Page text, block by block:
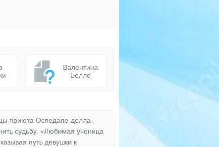
Валентина
Белле
приюта Оспедале-делла-
судьбу. «Любимая ученица
путь девушки к